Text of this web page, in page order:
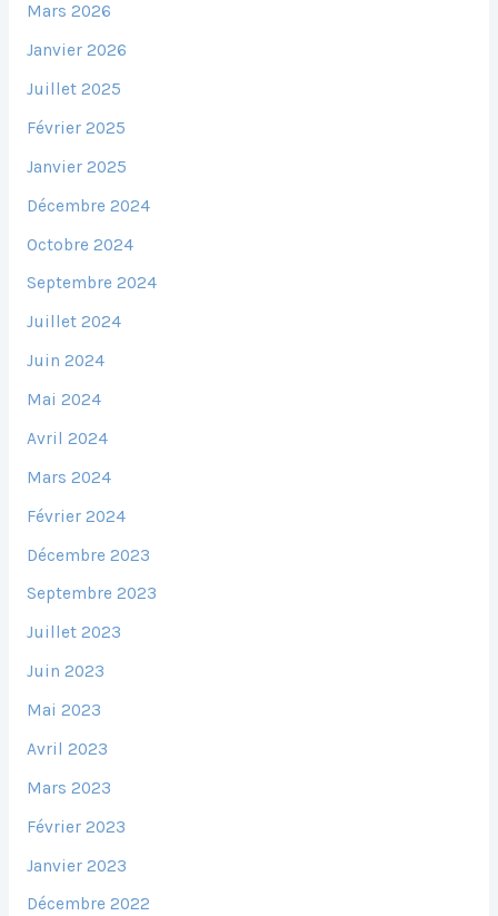
Mars 2026
Janvier 2026
Juillet 2025
Février 2025
Janvier 2025
Décembre 2024
Octobre 2024
Septembre 2024
Juillet 2024
Juin 2024
Mai 2024
Avril 2024
Mars 2024
Février 2024
Décembre 2023
Septembre 2023
Juillet 2023
Juin 2023
Mai 2023
Avril 2023
Mars 2023
Février 2023
Janvier 2023
Décembre 2022